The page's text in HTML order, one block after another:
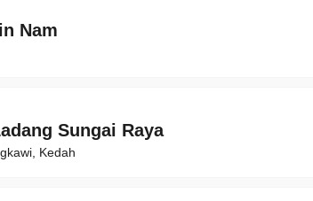
Nam
Sungai Raya
Kedah